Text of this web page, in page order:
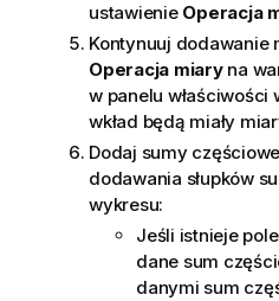
ustawienie Operacja
Kontynuuj dodawanie
Operacja miaryna
w panelu właściwości
wkład będą miały
Dodaj sumy
dodawania słupków
wykresu:
Jeśli istnieje
dane sum
danymi sum